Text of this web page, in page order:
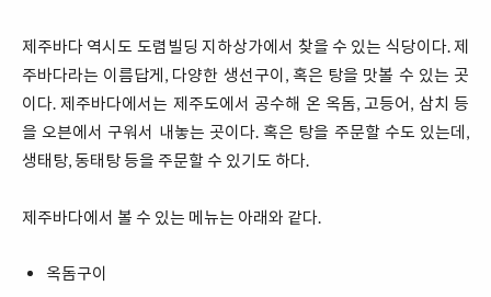
제주바다 역시도 도렴빌딩 지하상가에서 찾을 수 있는 식당이다. 제
주바다라는 이름답게, 다양한 생선구이, 혹은 탕을 맛볼 수 있는 곳
이다. 제주바다에서는 제주도에서 공수해 온 옥돔, 고등어, 삼치 등
을 오븐에서 구워서 내놓는 곳이다. 혹은 탕을 주문할 수도 있는데,
생태탕, 동태탕 등을 주문할 수 있기도 하다.
제주바다에서 볼 수 있는 메뉴는 아래와 같다.
옥돔구이